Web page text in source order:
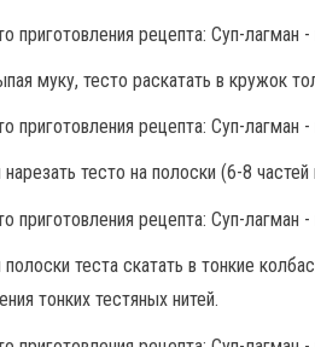
муку, тесто раскатать в кружок
тесто на полоски (6-8
теста скатать в тонкие
тонких тестяных нитей.